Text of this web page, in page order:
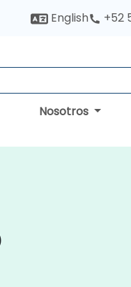
English +52
Nosotros